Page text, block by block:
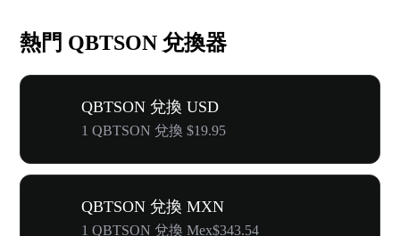
熱門 QBTSON 兌換器
QBTSON 兌換 USD
1 QBTSON 兌換 $19.95
QBTSON 兌換 MXN
1 QBTSON 兌換 Mex$343.54